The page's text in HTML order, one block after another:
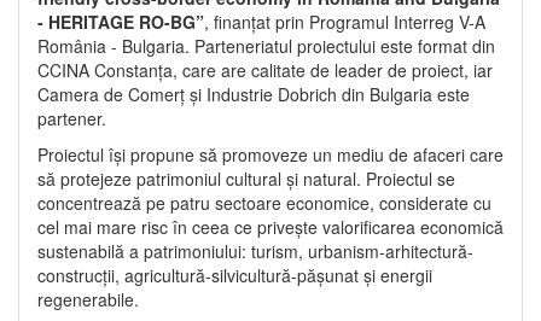
- HERITAGE RO-BG”, finanțat prin Programul Interreg V-A
România - Bulgaria. Parteneriatul proiectului este format din
CCINA Constanța, care are calitate de leader de proiect, iar
Camera de Comerț și Industrie Dobrich din Bulgaria este
partener.
Proiectul își propune să promoveze un mediu de afaceri care
să protejeze patrimoniul cultural și natural. Proiectul se
concentrează pe patru sectoare economice, considerate cu
cel mai mare risc în ceea ce privește valorificarea economică
sustenabilă a patrimoniului: turism, urbanism-arhitectură-
construcții, agricultură-silvicultură-pășunat și energii
regenerabile.